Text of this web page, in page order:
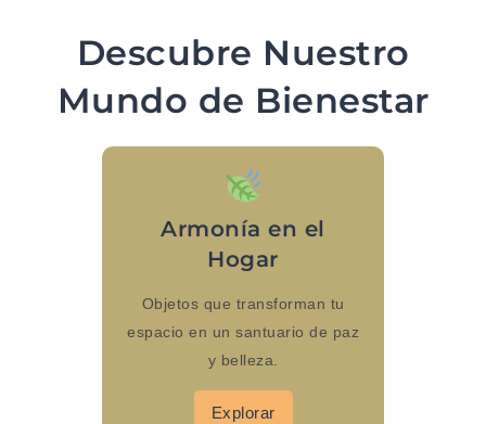
Descubre Nuestro
Mundo de Bienestar
Armonía en el
Hogar
Objetos que transforman tu
espacio en un santuario de paz
y belleza.
Explorar